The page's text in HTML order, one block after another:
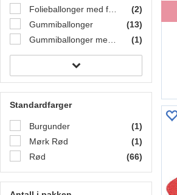
Folieballonger med form
(2)
Gummiballonger
(13)
Gummiballonger med motiv
(1)
Standardfarger
Burgunder
(1)
Mørk Rød
(1)
Rød
(66)